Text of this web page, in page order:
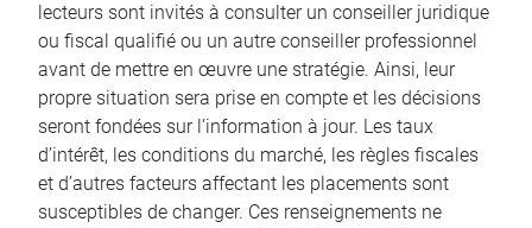
lecteurs sont invités à consulter un conseiller juridique
ou fiscal qualifié ou un autre conseiller professionnel
avant de mettre en œuvre une stratégie. Ainsi, leur
propre situation sera prise en compte et les décisions
seront fondées sur l’information à jour. Les taux
d’intérêt, les conditions du marché, les règles fiscales
et d’autres facteurs affectant les placements sont
susceptibles de changer. Ces renseignements ne